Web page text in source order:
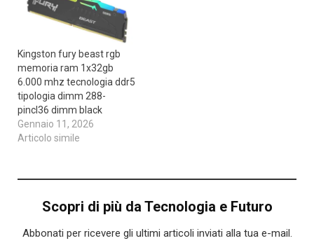
Kingston fury beast rgb
memoria ram 1x32gb
6.000 mhz tecnologia ddr5
tipologia dimm 288-
pincl36 dimm black
Gennaio 11, 2026
Articolo simile
Scopri di più da Tecnologia e Futuro
Abbonati per ricevere gli ultimi articoli inviati alla tua e-mail.